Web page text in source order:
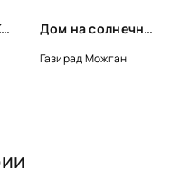
Развлечения - Клиффорд Саймак Дом на солнечной улице - Можган Газирад
Газирад Можган